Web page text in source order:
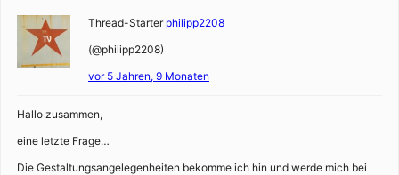
Thread-Starter philipp2208
(@philipp2208)
vor 5 Jahren, 9 Monaten
Hallo zusammen,
eine letzte Frage…
Die Gestaltungsangelegenheiten bekomme ich hin und werde mich bei